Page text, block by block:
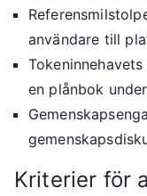
användare till
en plånbok
Kriterier för